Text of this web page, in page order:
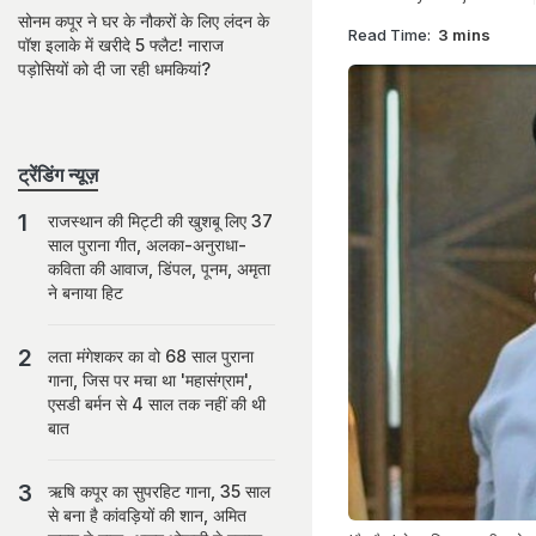
Read Time: 3 mins
सोनम कपूर ने घर के नौकरों के लिए लंदन के
पॉश इलाके में खरीदे 5 फ्लैट! नाराज
पड़ोसियों को दी जा रही धमकियां?
ट्रेंडिंग न्यूज़
राजस्थान की मिट्टी की खुशबू लिए 37
साल पुराना गीत, अलका-अनुराधा-
कविता की आवाज, डिंपल, पूनम, अमृता
ने बनाया हिट
लता मंगेशकर का वो 68 साल पुराना
गाना, जिस पर मचा था 'महासंग्राम',
एसडी बर्मन से 4 साल तक नहीं की थी
बात
ऋषि कपूर का सुपरहिट गाना, 35 साल
से बना है कांवड़ियों की शान, अमित